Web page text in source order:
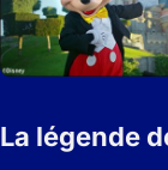
La légende